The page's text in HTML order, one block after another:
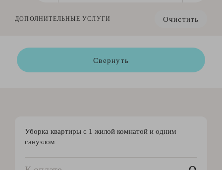
ДОПОЛНИТЕЛЬНЫЕ УСЛУГИ Очистить
Свернуть
Уборка квартиры с 1 жилой комнатой и одним
санузлом